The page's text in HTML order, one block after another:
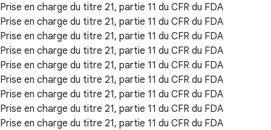
Prise en charge du titre 21, partie 11 du CFR du FDA
Prise en charge du titre 21, partie 11 du CFR du FDA
Prise en charge du titre 21, partie 11 du CFR du FDA
Prise en charge du titre 21, partie 11 du CFR du FDA
Prise en charge du titre 21, partie 11 du CFR du FDA
Prise en charge du titre 21, partie 11 du CFR du FDA
Prise en charge du titre 21, partie 11 du CFR du FDA
Prise en charge du titre 21, partie 11 du CFR du FDA
Prise en charge du titre 21, partie 11 du CFR du FDA